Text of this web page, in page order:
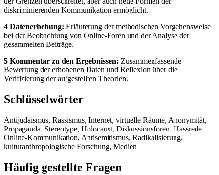
diskriminierenden Kommunikation ermöglicht.
4 Datenerhebung: Erläuterung der methodischen Vorgehensweise
bei der Beobachtung von Online-Foren und der Analyse der
gesammelten Beiträge.
5 Kommentar zu den Ergebnissen: Zusammenfassende
Bewertung der erhobenen Daten und Reflexion über die
Verifizierung der aufgestellten Theorien.
Schlüsselwörter
Antijudaismus, Rassismus, Internet, virtuelle Räume, Anonymität,
Propaganda, Stereotype, Holocaust, Diskussionsforen, Hassrede,
Online-Kommunikation, Antisemitismus, Radikalisierung,
kulturanthropologische Forschung, Medien
Häufig gestellte Fragen